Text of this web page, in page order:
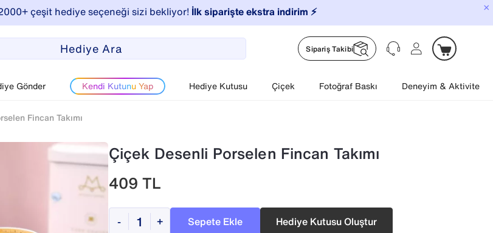
×
çeşit hediye seçeneği sizi bekliyor! İlk siparişte ekstra indirim ⚡️
Sipariş Takibi
Gönder Kendi Kutunu Yap Hediye Kutusu Çiçek Fotoğraf Baskı Deneyim & Aktivite
Fincan Takımı
Çiçek Desenli Porselen Fincan Takımı
409 TL
- + Sepete Ekle Hediye Kutusu Oluştur